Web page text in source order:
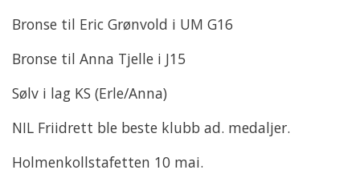
Bronse til Eric Grønvold i UM G16
Bronse til Anna Tjelle i J15
Sølv i lag KS (Erle/Anna)
NIL Friidrett ble beste klubb ad. medaljer.
Holmenkollstafetten 10 mai.